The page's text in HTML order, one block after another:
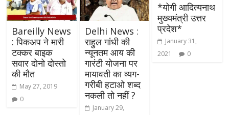
Bareilly News
: पिकअप ने मारी
टक्कर बाइक
सवार दोनो दोस्तो
की मौत
May 27, 2019
0
Delhi News :
राहुल गांधी की
न्यूनतम आय की
गारंटी योजना पर
मायावती का व्यग-
गरीबी हटाओ शब्द
नकली तो नहीं ?
January 29,
*योगी आदित्यनाथ
मुख्यमंत्री उत्तर
प्रदेश*
January 31,
2021
0